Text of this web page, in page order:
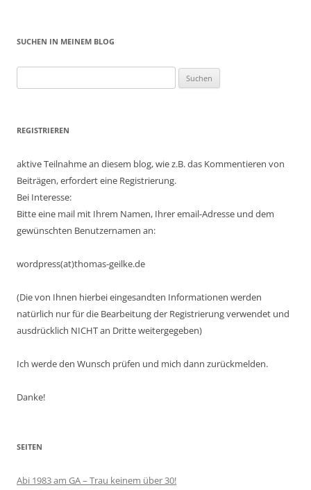
SUCHEN IN MEINEM BLOG
nach:
REGISTRIEREN
aktive Teilnahme an diesem blog, wie z.B. das Kommentieren von
Beiträgen, erfordert eine Registrierung.
Bei Interesse:
Bitte eine mail mit Ihrem Namen, Ihrer email-Adresse und dem
gewünschten Benutzernamen an:
wordpress(at)thomas-geilke.de
(Die von Ihnen hierbei eingesandten Informationen werden
natürlich nur für die Bearbeitung der Registrierung verwendet und
ausdrücklich NICHT an Dritte weitergegeben)
Ich werde den Wunsch prüfen und mich dann zurückmelden.
Danke!
SEITEN
Abi 1983 am GA – Trau keinem über 30!